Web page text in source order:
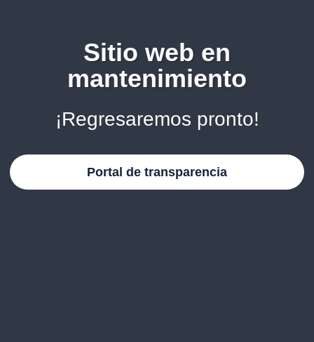
Sitio web en
mantenimiento
¡Regresaremos pronto!
Portal de transparencia